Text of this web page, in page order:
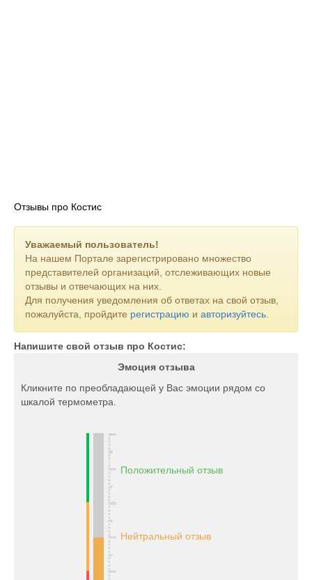
Отзывы про Костис
Уважаемый пользователь!
На нашем Портале зарегистрировано множество
представителей организаций, отслеживающих новые
отзывы и отвечающих на них.
Для получения уведомления об ответах на свой отзыв,
пожалуйста, пройдите регистрацию и авторизуйтесь
Напишите свой отзыв про Костис:
Эмоция отзыва
Кликните по преобладающей у Вас эмоции рядом со
шкалой термометра.
Положительный отзыв
Нейтральный отзыв